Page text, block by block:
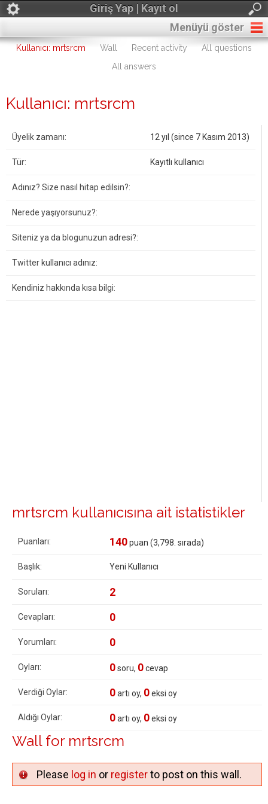
Giriş Yap | Kayıt ol
Menüyü göster
Kullanıcı: mrtsrcm Wall Recent activity
All questions
All answers
Kullanıcı: mrtsrcm
Üyelik zamanı: 12 yıl (since 7 Kasım 2013)
Tür: Kayıtlı kullanıcı
Adınız? Size nasıl hitap edilsin?:
Nerede yaşıyorsunuz?:
Siteniz ya da blogunuzun adresi?:
Twitter kullanıcı adınız:
Kendiniz hakkında kısa bilgi:
mrtsrcm kullanıcısına ait istatistikler
Puanları: 140puan (3,798 . sırada)
Başlık: Yeni Kullanıcı
Soruları: 2
Cevapları: 0
Yorumları: 0
Oyları: 0soru, 0cevap
Verdiği Oylar: 0artı oy, 0eksi oy
Aldığı Oylar: 0artı oy, 0eksi oy
Wall for mrtsrcm
Please log in or registerto post on this wall.